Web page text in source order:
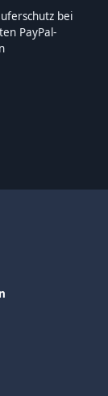
bei
PayPal-